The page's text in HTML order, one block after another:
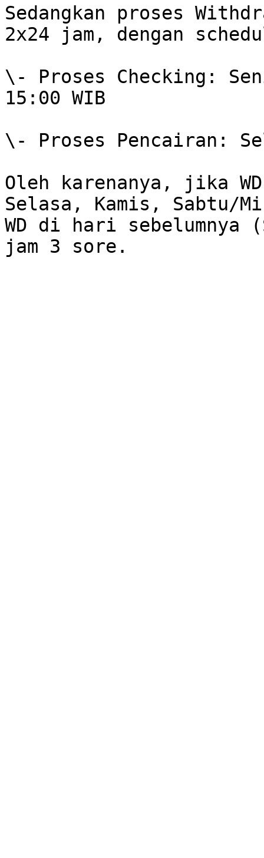
Sedangkan proses
2x24 jam, dengan
\- Proses Checking:
15:00 WIB
\- Proses Pencairan:
Oleh karenanya, jika
Selasa, Kamis, Sabtu/
WD di hari sebelumnya